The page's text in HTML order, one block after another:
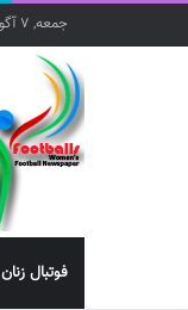
جمعه, 7 آگوست 2026
فوتبال زنان